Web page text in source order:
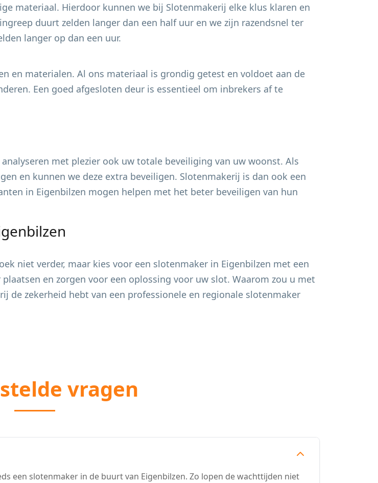
materiaal. Hierdoor kunnen we bij Slotenmakerij elke klus klaren en
duurt zelden langer dan een half uur en we zijn razendsnel ter
langer op dan een uur.
en materialen. Al ons materiaal is grondig getest en voldoet aan de
Een goed afgesloten deur is essentieel om inbrekers af te
met plezier ook uw totale beveiliging van uw woonst. Als
en kunnen we deze extra beveiligen. Slotenmakerij is dan ook een
in Eigenbilzen mogen helpen met het beter beveiligen van hun
niet verder, maar kies voor een slotenmaker in Eigenbilzen met een
en zorgen voor een oplossing voor uw slot. Waarom zou u met
de zekerheid hebt van een professionele en regionale slotenmaker
vragen
een slotenmaker in de buurt van Eigenbilzen. Zo lopen de wachttijden niet